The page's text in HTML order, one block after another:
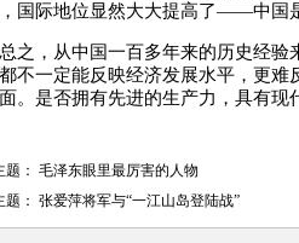
国际地位显然大大提高了——中国
，从中国一百多年来的历史经验
不一定能反映经济发展水平，更难
。是否拥有先进的生产力，具有
题： 毛泽东眼里最厉害的人物
题： 张爱萍将军与“一江山岛登陆战”